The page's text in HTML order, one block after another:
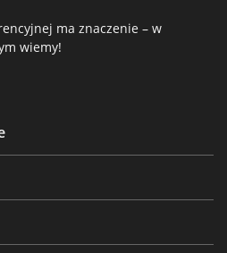
ma znaczenie – w
wiemy!